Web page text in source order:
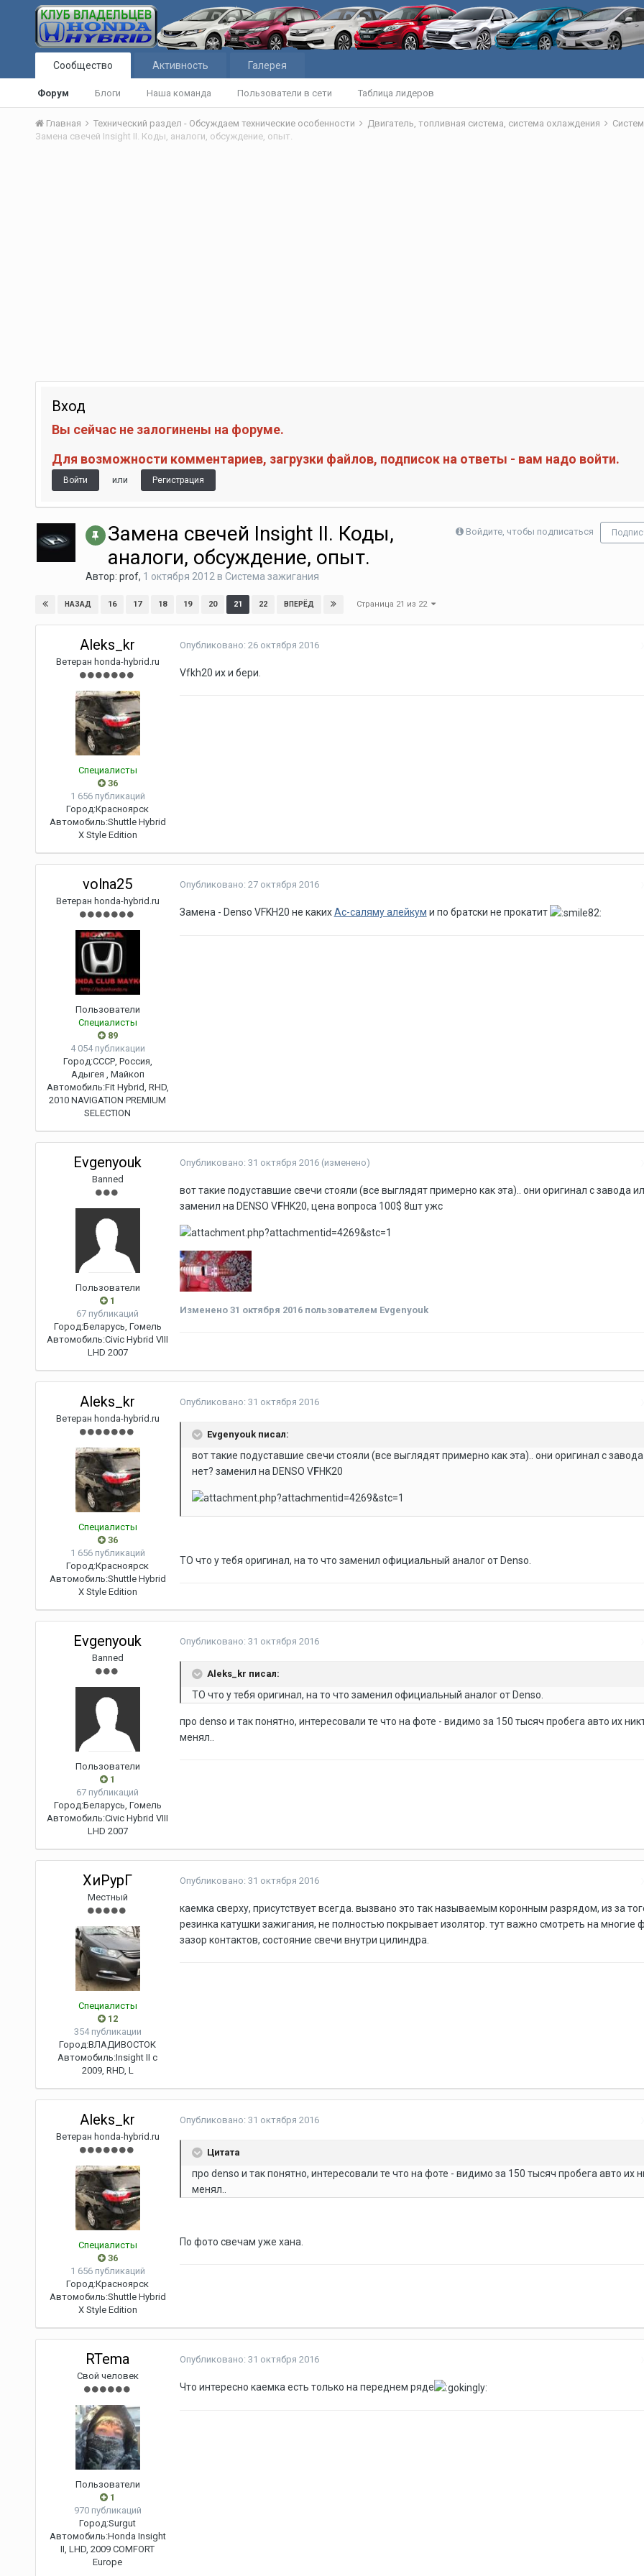
Сообщество
Форум Блоги Наша команда Пользователи в сети Таблица лидеров
Активность Галерея
Главная Технический раздел - Обсуждаем технические особенности Двигатель, топливная система, система охлаждения
Замена свечей Insight II. Коды, аналоги, обсуждение, опыт.
Вход
Вы сейчас не залогинены на форуме.
Для возможности комментариев, загрузки файлов, подписок на ответы - вам надо войти.
Войти или Регистрация
Войдите, чтобы подписаться
Замена свечей Insight II. Коды,
аналоги, обсуждение, опыт.
Автор: prof, 1 октября 2012 в Система зажигания
НАЗАД 16 17 18 19 20 21 22 ВПЕРЁД Страница 21 из 22
Aleks_kr
Ветеран honda-hybrid.ru
Специалисты
36
1 656 публикаций
Город:Красноярск
Автомобиль:Shuttle Hybrid
X Style Edition
Опубликовано: 26 октября 2016
Vfkh20 их и бери.
volna25
Ветеран honda-hybrid.ru
Пользователи
Специалисты
89
4 054 публикации
Город:СССР, Россия,
Адыгея , Майкоп
Автомобиль:Fit Hybrid, RHD,
2010 NAVIGATION PREMIUM
SELECTION
Опубликовано: 27 октября 2016
Замена - Denso VFKH20 не какихАс-саляму алейкум и по братски не прокатит
Evgenyouk
Banned
Пользователи
1
67 публикаций
Город:Беларусь, Гомель
Автомобиль:Civic Hybrid VIII
LHD 2007
Опубликовано: 31 октября 2016 (изменено)
вот такие подуставшие свечи стояли (все выглядят примерно как эта).. они оригинал с завода
заменил на DENSO VFHK20, цена вопроса 100$ 8шт ужс
Изменено 31 октября 2016пользователем Evgenyouk
Aleks_kr
Ветеран honda-hybrid.ru
Специалисты
36
1 656 публикаций
Город:Красноярск
Автомобиль:Shuttle Hybrid
X Style Edition
Опубликовано: 31 октября 2016
Evgenyouk писал:
вот такие подуставшие свечи стояли (все выглядят примерно как эта).. они оригинал с
нет? заменил на DENSO VFHK20
ТО что у тебя оригинал, на то что заменил официальный аналог от Denso.
Evgenyouk
Banned
Пользователи
1
67 публикаций
Город:Беларусь, Гомель
Автомобиль:Civic Hybrid VIII
LHD 2007
Опубликовано: 31 октября 2016
Aleks_kr писал:
ТО что у тебя оригинал, на то что заменил официальный аналог от Denso.
про denso и так понятно, интересовали те что на фоте - видимо за 150 тысяч пробега авто их
менял..
ХиРурГ
Местный
Специалисты
12
354 публикации
Город:ВЛАДИВОСТОК
Автомобиль:Insight II c
2009, RHD, L
Опубликовано: 31 октября 2016
каемка сверху, присутствует всегда. вызвано это так называемым коронным разрядом, из за
резинка катушки зажигания, не полностью покрывает изолятор. тут важно смотреть на многие
зазор контактов, состояние свечи внутри цилиндра.
Aleks_kr
Ветеран honda-hybrid.ru
Специалисты
36
1 656 публикаций
Город:Красноярск
Автомобиль:Shuttle Hybrid
X Style Edition
Опубликовано: 31 октября 2016
Цитата
про denso и так понятно, интересовали те что на фоте - видимо за 150 тысяч пробега авто их
менял..
По фото свечам уже хана.
RTema
Свой человек
Пользователи
1
970 публикаций
Город:Surgut
Автомобиль:Honda Insight
II, LHD, 2009 COMFORT
Europe
Опубликовано: 31 октября 2016
Что интересно каемка есть только на переднем ряде